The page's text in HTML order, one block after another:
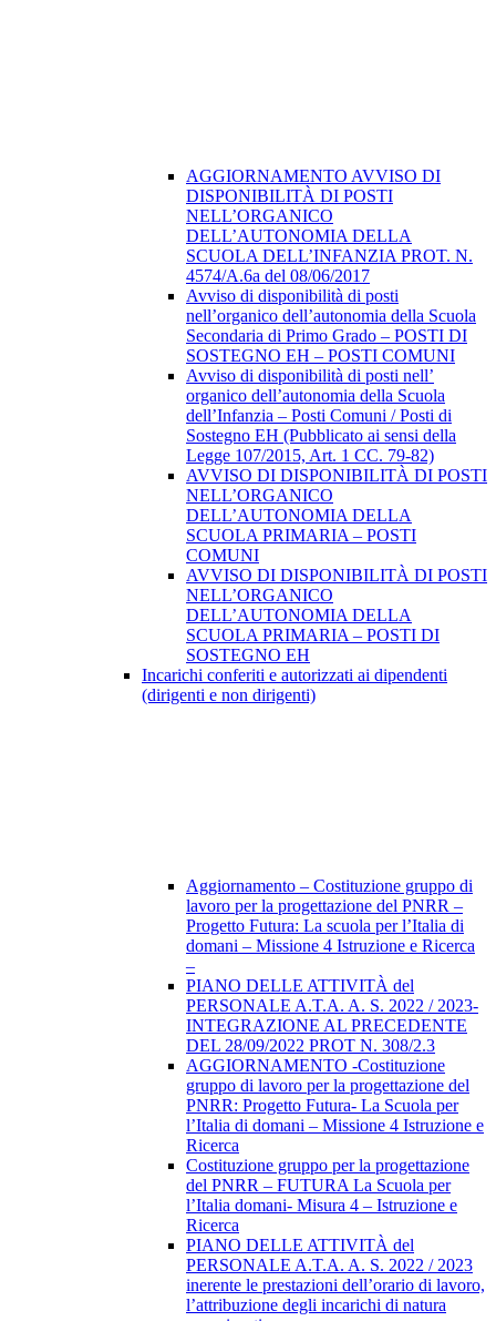
AGGIORNAMENTO AVVISO DI
DISPONIBILITÀ DI POSTI
NELL’ORGANICO
DELL’AUTONOMIA DELLA
SCUOLA DELL’INFANZIA PROT. N.
4574/A.6a del 08/06/2017
Avviso di disponibilità di posti
nell’organico dell’autonomia della Scuola
Secondaria di Primo Grado – POSTI DI
SOSTEGNO EH – POSTI COMUNI
Avviso di disponibilità di posti nell’
organico dell’autonomia della Scuola
dell’Infanzia – Posti Comuni / Posti di
Sostegno EH (Pubblicato ai sensi della
Legge 107/2015, Art. 1 CC. 79-82)
AVVISO DI DISPONIBILITÀ DI POSTI
NELL’ORGANICO
DELL’AUTONOMIA DELLA
SCUOLA PRIMARIA – POSTI
COMUNI
AVVISO DI DISPONIBILITÀ DI POSTI
NELL’ORGANICO
DELL’AUTONOMIA DELLA
SCUOLA PRIMARIA – POSTI DI
SOSTEGNO EH
Incarichi conferiti e autorizzati ai dipendenti
(dirigenti e non dirigenti)
Aggiornamento – Costituzione gruppo di
lavoro per la progettazione del PNRR –
Progetto Futura: La scuola per l’Italia di
domani – Missione 4 Istruzione e Ricerca
–
PIANO DELLE ATTIVITÀ del
PERSONALE A.T.A. A. S. 2022 / 2023-
INTEGRAZIONE AL PRECEDENTE
DEL 28/09/2022 PROT N. 308/2.3
AGGIORNAMENTO -Costituzione
gruppo di lavoro per la progettazione del
PNRR: Progetto Futura- La Scuola per
l’Italia di domani – Missione 4 Istruzione e
Ricerca
Costituzione gruppo per la progettazione
del PNRR – FUTURA La Scuola per
l’Italia domani- Misura 4 – Istruzione e
Ricerca
PIANO DELLE ATTIVITÀ del
PERSONALE A.T.A. A. S. 2022 / 2023
inerente le prestazioni dell’orario di lavoro,
l’attribuzione degli incarichi di natura